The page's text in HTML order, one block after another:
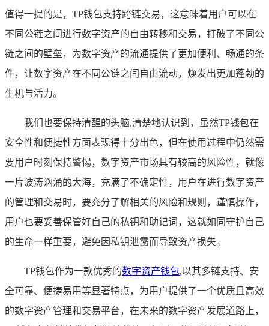
值得一提的是，TP钱包支持跨链交易，这意味着用户可以在
不同公链之间进行数字资产的自由转移和交易，打破了不同公
链之间的壁垒，为数字资产的流通提供了更加便利、畅通的条
件，让数字资产在不同公链之间自由流动，焕发出更加蓬勃的
生机与活力。
我们也要保持清醒的头脑,清楚地认识到，虽然TP钱包在
安全性和便捷性方面表现得十分出色，但在使用过程中仍然需
要用户时刻保持警惕，数字资产市场具有较高的风险性，就像
一片波涛汹涌的大海，充满了不确定性，用户在进行数字资产
的管理和交易时，要充分了解相关的风险和规则，谨慎操作，
用户也要妥善保管好自己的私钥和助记词，这就如同守护自己
的生命一样重要，避免因私钥泄露而导致资产损失。
TP钱包作为一款优秀的数字资产钱包,以其多链支持、安
全可靠、便捷易用等显著特点，为用户提供了一个优质且高效
的数字资产管理和交易平台，在未来的数字资产发展道路上，